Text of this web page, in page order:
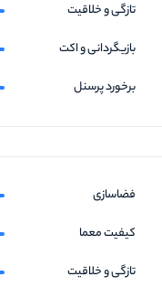
تازگی و خلاقیت
بازیگردانی و اکت
برخورد پرسنل
فضاسازی
کیفیت معما
تازگی و خلاقیت